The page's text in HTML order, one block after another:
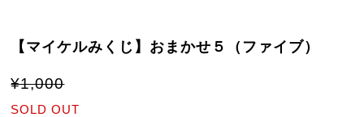
【マイケルみくじ】おまかせ５（ファイブ）
¥1,000
SOLD OUT